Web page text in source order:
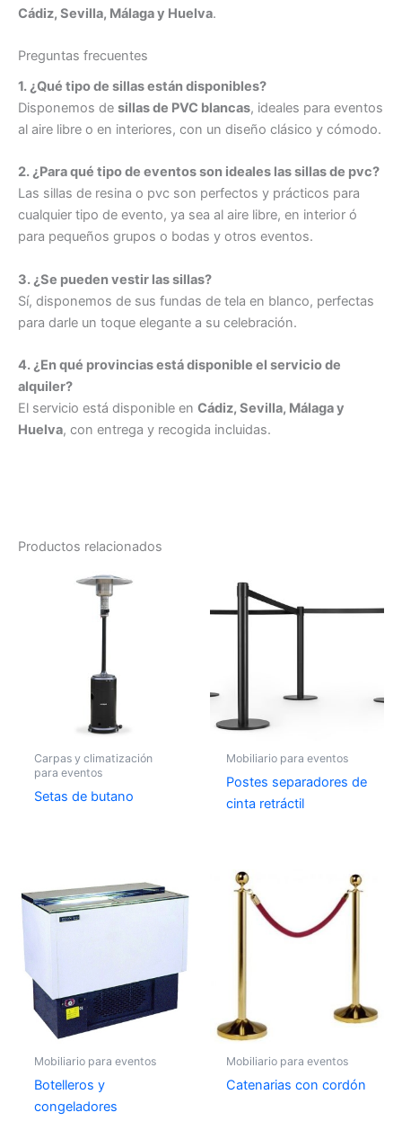
Cádiz, Sevilla, Málaga y Huelva.
Preguntas frecuentes
1. ¿Qué tipo de sillas están disponibles?
Disponemos de sillas de PVC blancas, ideales para eventos
al aire libre o en interiores, con un diseño clásico y cómodo.
2. ¿Para qué tipo de eventos son ideales las sillas de pvc?
Las sillas de resina o pvc son perfectos y prácticos para
cualquier tipo de evento, ya sea al aire libre, en interior ó
para pequeños grupos o bodas y otros eventos.
3. ¿Se pueden vestir las sillas?
Sí, disponemos de sus fundas de tela en blanco, perfectas
para darle un toque elegante a su celebración.
4. ¿En qué provincias está disponible el servicio de
alquiler?
El servicio está disponible en Cádiz, Sevilla, Málaga y
Huelva, con entrega y recogida incluidas.
Productos relacionados
Carpas y climatización
para eventos
Setas de butano
Mobiliario para eventos
Postes separadores de
cinta retráctil
Mobiliario para eventos
Botelleros y
congeladores
Mobiliario para eventos
Catenarias con cordón